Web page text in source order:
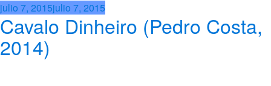
julio 7, 2015julio 7, 2015
Cavalo Dinheiro (Pedro Costa,
2014)